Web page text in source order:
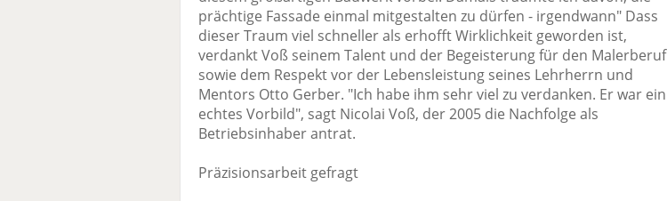
prächtige Fassade einmal mitgestalten zu dürfen - irgendwann" Dass
dieser Traum viel schneller als erhofft Wirklichkeit geworden ist,
verdankt Voß seinem Talent und der Begeisterung für den Malerberuf
sowie dem Respekt vor der Lebensleistung seines Lehrherrn und
Mentors Otto Gerber. "Ich habe ihm sehr viel zu verdanken. Er war ein
echtes Vorbild", sagt Nicolai Voß, der 2005 die Nachfolge als
Betriebsinhaber antrat.
Präzisionsarbeit gefragt